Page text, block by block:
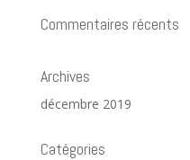
Commentaires récents
Archives
décembre 2019
Catégories